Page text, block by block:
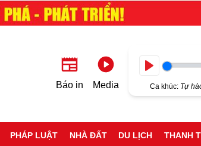
Báo in Media Ca khúc: Tự
PHÁP LUẬT NHÀ ĐẤT DU LỊCH THANH